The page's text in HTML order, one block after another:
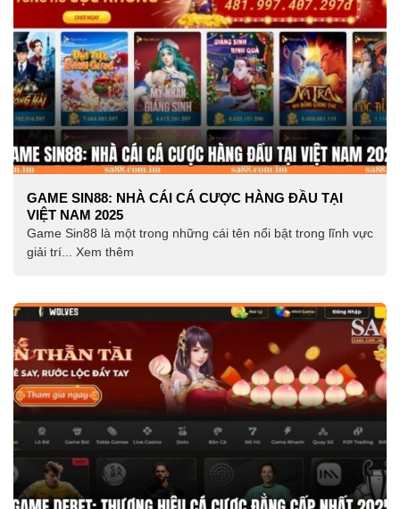
GAME SIN88: NHÀ CÁI CÁ CƯỢC HÀNG ĐẦU TẠI
VIỆT NAM 2025
Game Sin88 là một trong những cái tên nổi bật trong lĩnh vực
giải trí... Xem thêm